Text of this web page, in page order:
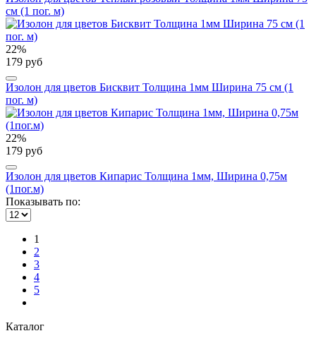
см (1 пог. м)
22%
179 руб
Изолон для цветов Бисквит Толщина 1мм Ширина 75 см (1
пог. м)
22%
179 руб
Изолон для цветов Кипарис Толщина 1мм, Ширина 0,75м
(1пог.м)
Показывать по:
1
2
3
4
5
Каталог